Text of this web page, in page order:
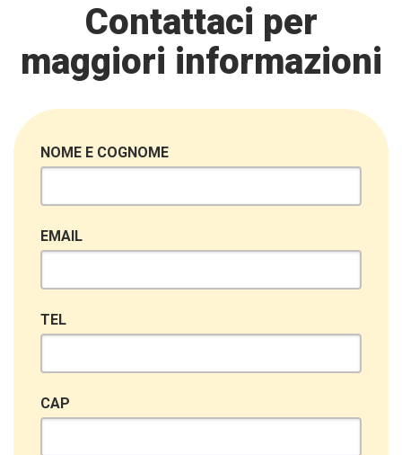
Contattaci per
maggiori informazioni
NOME E COGNOME
EMAIL
TEL
CAP